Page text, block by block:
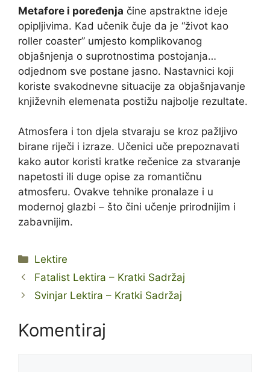
Metafore i poređenja čine apstraktne ideje
opipljivima. Kad učenik čuje da je “život kao
roller coaster” umjesto komplikovanog
objašnjenja o suprotnostima postojanja…
odjednom sve postane jasno. Nastavnici koji
koriste svakodnevne situacije za objašnjavanje
književnih elemenata postižu najbolje rezultate.
Atmosfera i ton djela stvaraju se kroz pažljivo
birane riječi i izraze. Učenici uče prepoznavati
kako autor koristi kratke rečenice za stvaranje
napetosti ili duge opise za romantičnu
atmosferu. Ovakve tehnike pronalaze i u
modernoj glazbi – što čini učenje prirodnijim i
zabavnijim.
Kategorije
Lektire
Fatalist Lektira – Kratki Sadržaj
Svinjar Lektira – Kratki Sadržaj
Komentiraj